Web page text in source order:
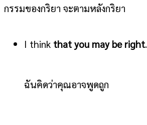
กรรมของกริยา จะตามหลังกริยา
I think that you may be right.
ฉันคิดว่าคุณอาจพูดถูก